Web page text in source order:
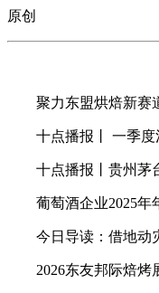
原创
聚力东盟烘焙新赛道
十点播报丨 一季度消
十点播报丨贵州茅台
葡萄酒企业2025年年
今日导读：借地动灾
2026东友邦际焙烤展